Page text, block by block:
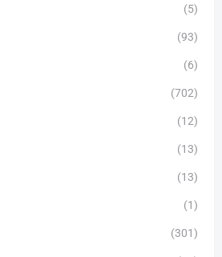
(5)
(93)
(6)
(702)
(12)
(13)
(13)
(1)
(301)